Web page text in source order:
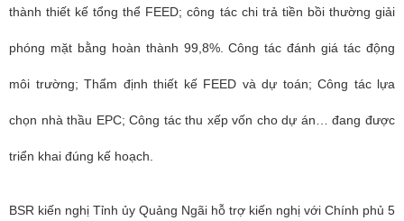
thành thiết kế tổng thể FEED; công tác chi trả tiền bồi thường giải
phóng mặt bằng hoàn thành 99,8%. Công tác đánh giá tác động
môi trường; Thẩm định thiết kế FEED và dự toán; Công tác lựa
chọn nhà thầu EPC; Công tác thu xếp vốn cho dự án… đang được
triển khai đúng kế hoạch.
BSR kiến nghị Tỉnh ủy Quảng Ngãi hỗ trợ kiến nghị với Chính phủ 5